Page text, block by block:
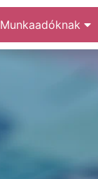
Munkaadóknak